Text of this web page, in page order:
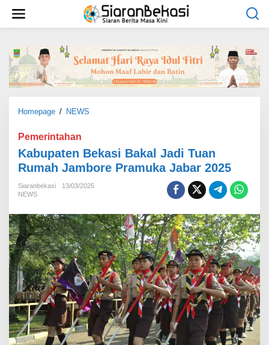
w
Homepage / NEWS
p
a
B
e
k
a
s
i
B
a
k
a
J
Pemerintahan
Kabupaten Bekasi Bakal Jadi Tuan
Rumah Jambore Pramuka Jabar 2025
Siaranbekasi
13/03/2025
NEWS